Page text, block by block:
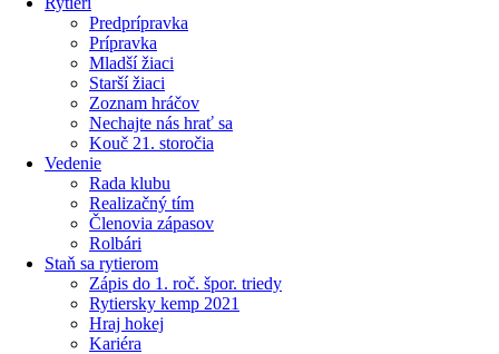
Predprípravka
Prípravka
Mladší žiaci
Starší žiaci
Zoznam hráčov
Nechajte nás hrať sa
Kouč 21. storočia
Vedenie
Rada klubu
Realizačný tím
Členovia zápasov
Rolbári
Staň sa rytierom
Zápis do 1. roč. špor. triedy
Rytiersky kemp 2021
Hraj hokej
Kariéra